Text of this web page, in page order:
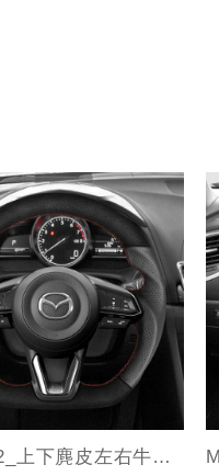
MAZDA2_上下麂皮左右牛皮款